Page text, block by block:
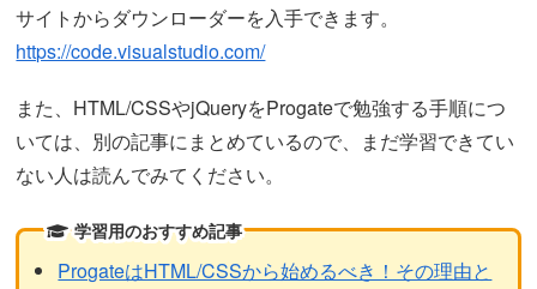
サイトからダウンローダーを入手できます。
https://code.visualstudio.com/
また、HTML/CSSやjQueryをProgateで勉強する手順につ
いては、別の記事にまとめているので、まだ学習できてい
ない人は読んでみてください。
学習用のおすすめ記事
ProgateはHTML/CSSから始めるべき！その理由と